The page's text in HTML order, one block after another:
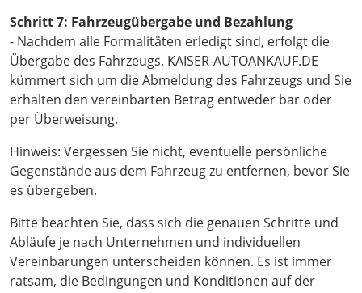
Schritt 7: Fahrzeugübergabe und Bezahlung
- Nachdem alle Formalitäten erledigt sind, erfolgt die
Übergabe des Fahrzeugs. KAISER-AUTOANKAUF.DE
kümmert sich um die Abmeldung des Fahrzeugs und Sie
erhalten den vereinbarten Betrag entweder bar oder
per Überweisung.
Hinweis: Vergessen Sie nicht, eventuelle persönliche
Gegenstände aus dem Fahrzeug zu entfernen, bevor Sie
es übergeben.
Bitte beachten Sie, dass sich die genauen Schritte und
Abläufe je nach Unternehmen und individuellen
Vereinbarungen unterscheiden können. Es ist immer
ratsam, die Bedingungen und Konditionen auf der